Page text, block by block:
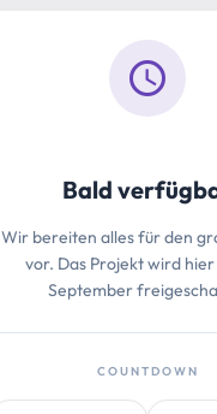
schedule
Bald
Wir bereiten alles für den
vor. Das Projekt wird
September
COUNTDOWN